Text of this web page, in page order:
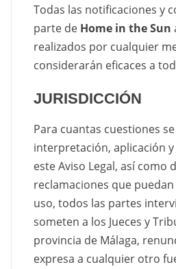
Todas las notificaciones y
parte de Home in the Sun
realizados por cualquier
considerarán eficaces a
JURISDICCIÓN
Para cuantas cuestiones
interpretación, aplicación
este Aviso Legal, así como
reclamaciones que
uso, todos las partes
someten a los Jueces y
provincia de Málaga,
expresa a cualquier otro